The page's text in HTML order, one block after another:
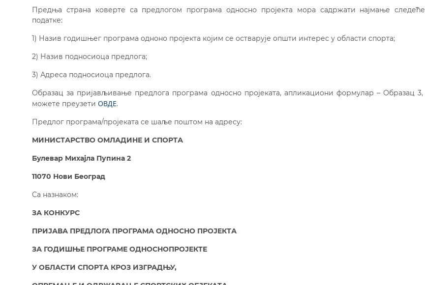
Предња страна коверте са предлогом програма односно пројекта мора садржати најмање следеће
податке:
1) Назив годишњег програма одноно пројекта којим се остварује општи интерес у области спорта;
2) Назив подносиоца предлога;
3) Адреса подносиоца предлога.
Образац за пријављивање предлога програма односно пројеката, апликациони формулар – Образац 3,
можете преузети ОВДЕ.
Предлог програма/пројеката се шаље поштом на адресу:
МИНИСТАРСТВО ОМЛАДИНЕ И СПОРТА
Булевар Михајла Пупина 2
11070 Нови Београд
Са назнаком:
ЗА КОНКУРС
ПРИЈАВА ПРЕДЛОГА ПРОГРАМА ОДНОСНО ПРОЈЕКТА
ЗА ГОДИШЊЕ ПРОГРАМЕ ОДНОСНОПРОЈЕКТЕ
У ОБЛАСТИ СПОРТА КРОЗ ИЗГРАДЊУ,